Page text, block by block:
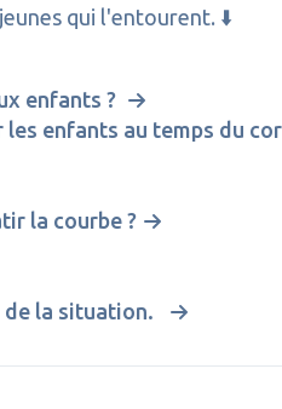
qui l'entourent. ⬇️
enfants ?
enfants au temps du
la courbe ?
de la situation.